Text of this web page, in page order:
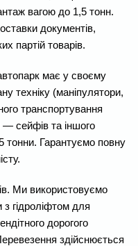
вагою до 1,5 тонн.
документів,
партій товарів.
має у своєму
техніку (маніпулятори,
транспортування
— сейфів та іншого
тонни. Гарантуємо повну
Ми використовуємо
з гідроліфтом для
дорогого
здійснюється